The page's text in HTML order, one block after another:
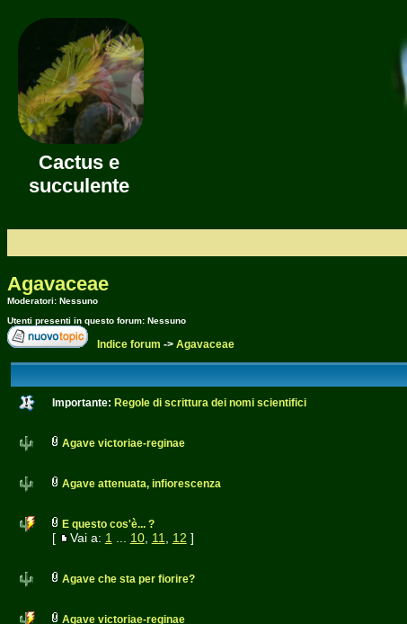
Cactus e
succulente
Agavaceae
Moderatori: Nessuno
Utenti presenti in questo forum: Nessuno
Indice forum -> Agavaceae
Importante: Regole di scrittura dei nomi scientifici
Agave victoriae-reginae
Agave attenuata, infiorescenza
E questo cos'è... ?
[ Vai a: 1 10, 11 12 ]
Agave che sta per fiorire?
Agave victoriae-reginae